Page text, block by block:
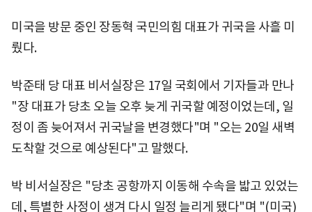
미국을 방문 중인 장동혁 국민의힘 대표가 귀국을 사흘 미
뤘다.
박준태 당 대표 비서실장은 17일 국회에서 기자들과 만나
"장 대표가 당초 오늘 오후 늦게 귀국할 예정이었는데, 일
정이 좀 늦어져서 귀국날을 변경했다"며 "오는 20일 새벽
도착할 것으로 예상된다"고 말했다.
박 비서실장은 "당초 공항까지 이동해 수속을 밟고 있었는
데, 특별한 사정이 생겨 다시 일정 늘리게 됐다"며 "(미국)